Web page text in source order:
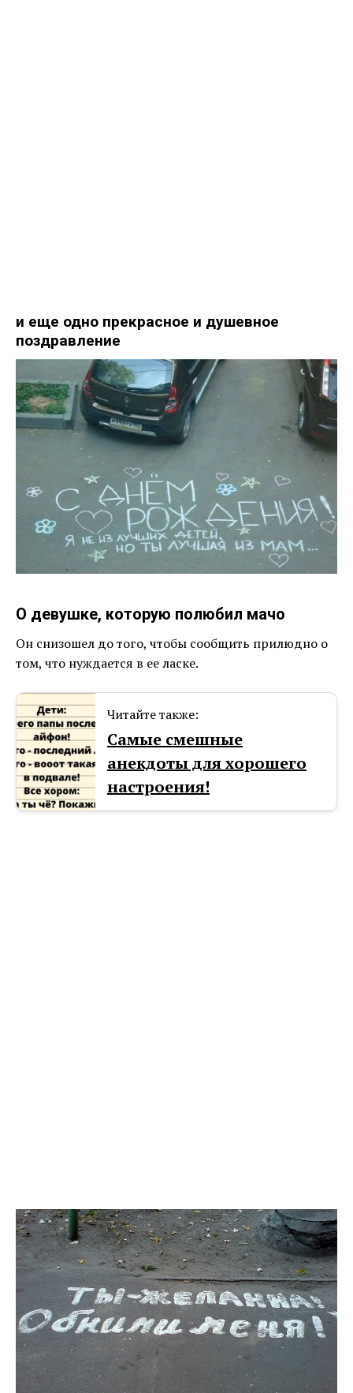
и еще одно прекрасное и душевное
поздравление
О девушке, которую полюбил мачо
Он снизошел до того, чтобы сообщить прилюдно о
том, что нуждается в ее ласке.
Читайте также:
Самые смешные
анекдоты для хорошего
настроения!